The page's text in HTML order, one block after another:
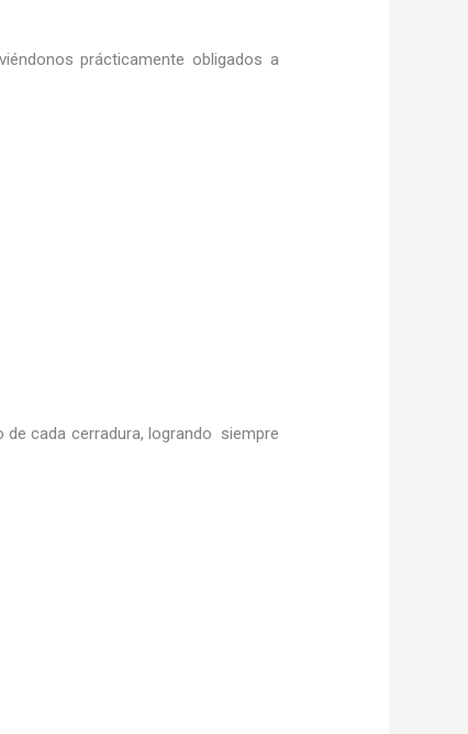
prácticamente obligados a
cada cerradura, logrando siempre